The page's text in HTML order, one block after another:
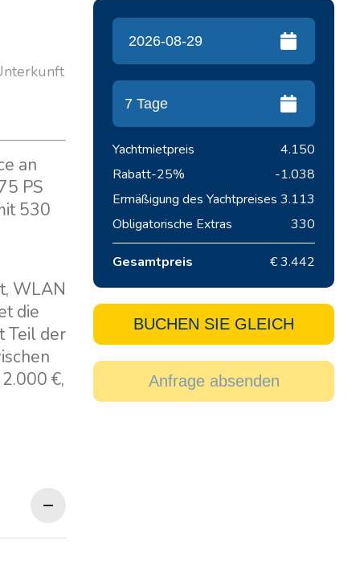
an
PS
530
WLAN
die
Teil der
€,
Yachtmietpreis
4.150
Rabatt-25%
-1.038
Ermäßigung des Yachtpreises 3.113
Obligatorische Extras
330
Gesamtpreis € 3.442
BUCHEN SIE GLEICH
Anfrage absenden